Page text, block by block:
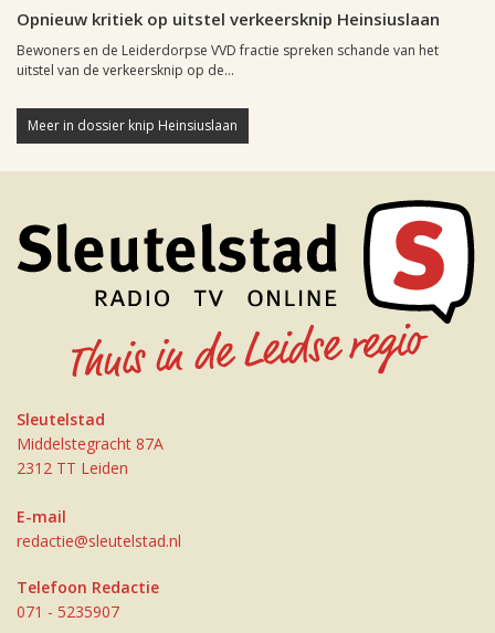
Opnieuw kritiek op uitstel verkeersknip Heinsiuslaan
Bewoners en de Leiderdorpse VVD fractie spreken schande van het
uitstel van de verkeersknip op de...
Meer in dossier knip Heinsiuslaan
Sleutelstad
Middelstegracht 87A
2312 TT Leiden
E-mail
redactie@sleutelstad.nl
Telefoon Redactie
071 - 5235907